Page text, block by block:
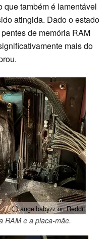
que também é lamentável
atingida. Dado o estado
de memória RAM
mais do
ⓘ angelbabyzz on Reddit
RAM e a placa-mãe.